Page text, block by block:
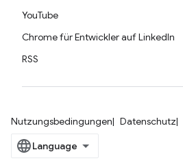
YouTube
Chrome für Entwickler auf LinkedIn
RSS
Nutzungsbedingungen Datenschutz